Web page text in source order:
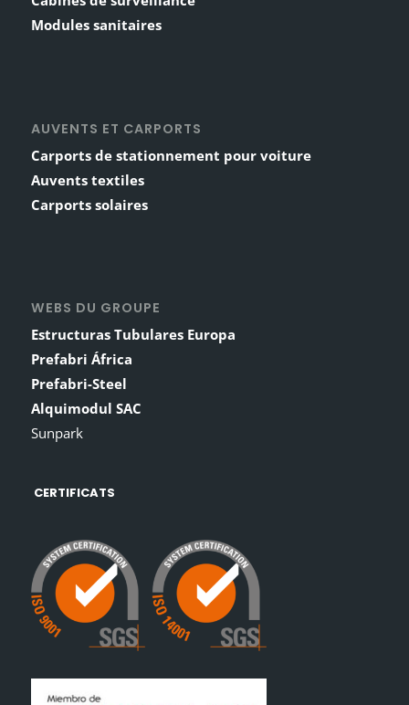
Modules sanitaires
AUVENTS ET CARPORTS
Carports de stationnement pour voiture
Auvents textiles
Carports solaires
WEBS DU GROUPE
Estructuras Tubulares Europa
Prefabri África
Prefabri-Steel
Alquimodul SAC
Sunpark
CERTIFICATS